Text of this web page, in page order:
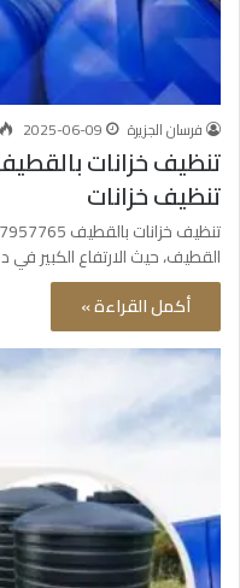
فرسان الجزيرة 2025-06-09
تنظيف خزانات
القطيف، حيث الارتفاع الكبير
أكمل القراءة »